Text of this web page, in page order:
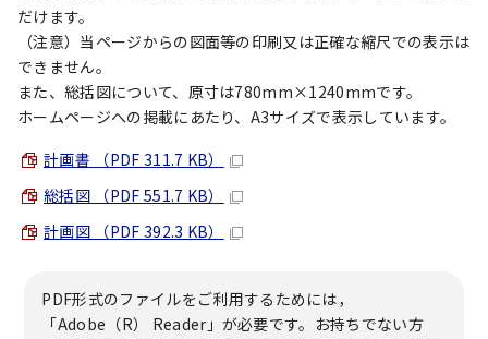
だけます。
（注意）当ページからの図面等の印刷又は正確な縮尺での表示は
できません。
また、総括図について、原寸は780mm×1240mmです。
ホームページへの掲載にあたり、A3サイズで表示しています。
計画書 （PDF 311.7 KB）
総括図 （PDF 551.7 KB）
計画図 （PDF 392.3 KB）
PDF形式のファイルをご利用するためには，
「Adobe（R） Reader」が必要です。お持ちでない方